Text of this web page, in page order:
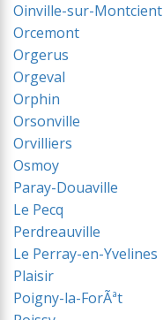
Oinville-sur-Montcient
Orcemont
Orgerus
Orgeval
Orphin
Orsonville
Orvilliers
Osmoy
Paray-Douaville
Le Pecq
Perdreauville
Le Perray-en-Yvelines
Plaisir
Poigny-la-ForÃªt